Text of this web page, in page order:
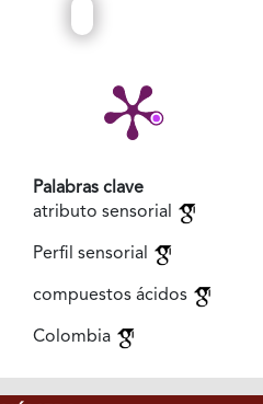
Palabras clave
atributo sensorial
Perfil sensorial
compuestos ácidos
Colombia